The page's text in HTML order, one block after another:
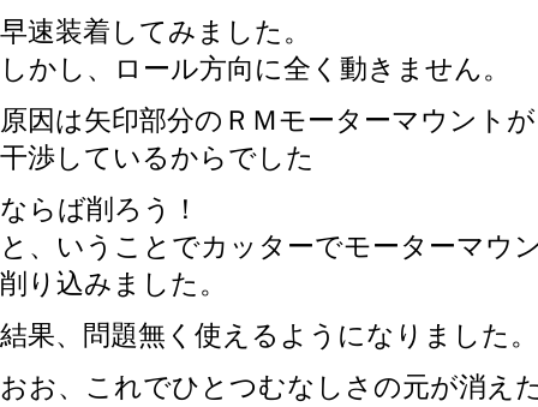
早速装着してみました。
しかし、ロール方向に全く動きません。
原因は矢印部分のＲＭモーターマウント
干渉しているからでした
ならば削ろう！
と、いうことでカッターでモーターマウ
削り込みました。
結果、問題無く使えるようになりました。
おお、これでひとつむなしさの元が消え